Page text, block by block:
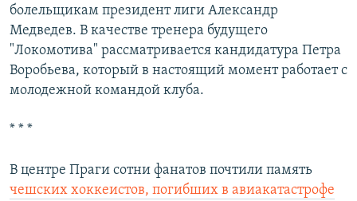
болельщикам президент лиги Александр
Медведев. В качестве тренера будущего
"Локомотива" рассматривается кандидатура Петра
Воробьева, который в настоящий момент работает с
молодежной командой клуба.
* * *
В центре Праги сотни фанатов почтили память
чешских хоккеистов, погибших в авиакатастрофе